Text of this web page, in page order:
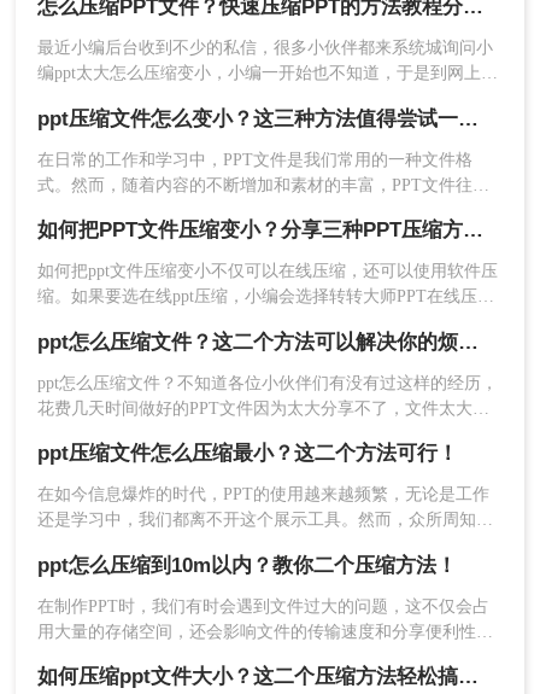
缺点 ：需要额外安装软件；部分高级功能可能
需要付费。
推荐工具： 转转大师压缩
操作步骤：
1、下载并安装转转大师压缩软件。
2、打开软件，选择“PPT压缩”功能。
怎么压缩PPT文件？快速压缩PPT的方法教程分享给你！
最近小编后台收到不少的私信，很多小伙伴都来系统城询问小
编ppt太大怎么压缩变小，小编一开始也不知道，于是到网上搜
容小编都放在下面的文章中了，大家有需要的话，可以来转转
大师看看小编带来的方法哦。
ppt压缩文件怎么变小？这三种方法值得尝试一下！
​在日常的工作和学习中，PPT文件是我们常用的一种文件格
式。然而，随着内容的不断增加和素材的丰富，PPT文件往往
文件的传输速度和编辑效率。因此，我们需要掌握一些实用的
方法来压缩PPT文件，使其变小。那么PPT压缩文件怎么变小
呢？本文将介绍三种有效的PPT压缩方法，帮助您轻松减小文
如何把PPT文件压缩变小？分享三种PPT压缩方法！
如何把ppt文件压缩变小不仅可以在线压缩，还可以使用软件压
缩。如果要选在线ppt压缩，小编会选择转转大师PPT在线压
件的在线压缩。可以来尝试一下哦。
ppt怎么压缩文件？这二个方法可以解决你的烦恼！
ppt怎么压缩文件？不知道各位小伙伴们有没有过这样的经历，
花费几天时间做好的PPT文件因为太大分享不了，文件太大还
ppt压缩文件怎么压缩最小？这二个方法可行！
在如今信息爆炸的时代，PPT的使用越来越频繁，无论是工作
还是学习中，我们都离不开这个展示工具。然而，众所周知的
动设备带来了很大的负担。那么，ppt压缩文件怎么压缩最小
呢？本文将为您揭秘压缩PPT文件的技巧，让您的PPT文件变
得更加轻盈。
ppt怎么压缩到10m以内？教你二个压缩方法！
在制作PPT时，我们有时会遇到文件过大的问题，这不仅会占
用大量的存储空间，还会影响文件的传输速度和分享便利性。
10M以内的方法。
如何压缩ppt文件大小？这二个压缩方法轻松搞定！